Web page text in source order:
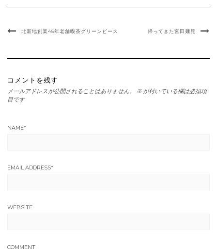
北新地創業45年老舗喫茶グリーンピース 帰ってきた宮田麺児
コメントを残す
メールアドレスが公開されることはありません。 ※ が付いている欄は必須項
目です
NAME*
EMAIL ADDRESS*
WEBSITE
COMMENT